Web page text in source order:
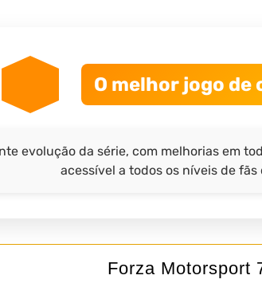
O melhor jogo de
evolução da série, com melhorias em
acessível a todos os níveis de
Forza Motorsport